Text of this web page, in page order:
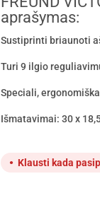
aprašymas:
Sustiprinti briaunoti
Turi 9 ilgio
Speciali,
Išmatavimai: 30 x
Klausti kada